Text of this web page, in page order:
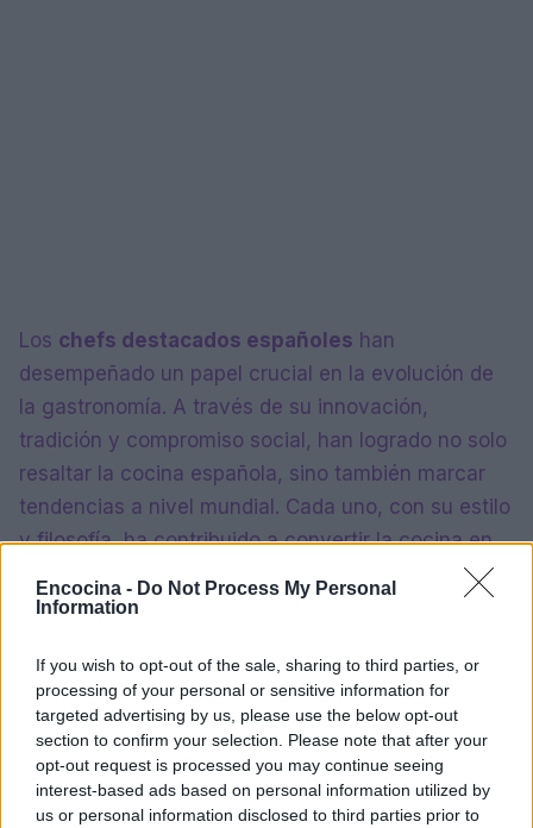
Encocina - Do Not Process My Personal
Information
If you wish to opt-out of the sale, sharing to third parties, or
processing of your personal or sensitive information for
targeted advertising by us, please use the below opt-out
section to confirm your selection. Please note that after your
opt-out request is processed you may continue seeing
interest-based ads based on personal information utilized by
us or personal information disclosed to third parties prior to
Los chefs destacados españoles han
desempeñado un papel crucial en la evolución de
la gastronomía. A través de su innovación,
tradición y compromiso social, han logrado no solo
resaltar la cocina española, sino también marcar
tendencias a nivel mundial. Cada uno, con su estilo
y filosofía, ha contribuido a convertir la cocina en
un espacio de creatividad y exploración, donde los
límites son constantemente desafiados.
AUTOR
staff